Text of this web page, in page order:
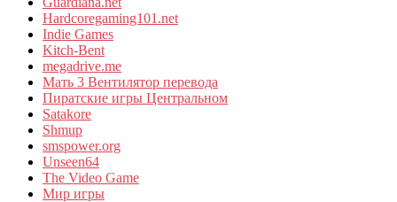
Hardcoregaming101.net
Indie Games
Kitch-Bent
megadrive.me
Мать 3 Вентилятор перевода
Пиратские игры Центральном
Satakore
Shmup
smspower.org
Unseen64
The Video Game
Мир игры